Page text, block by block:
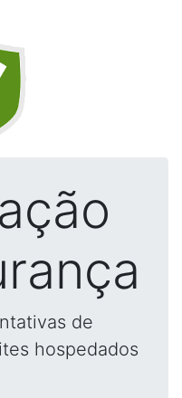
de
hospedados